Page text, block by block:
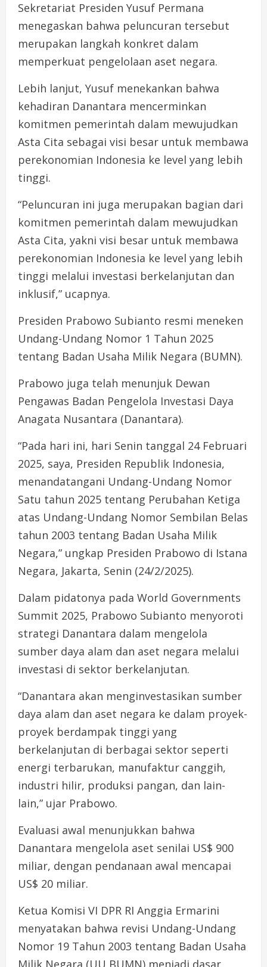
Sekretariat Presiden Yusuf Permana
menegaskan bahwa peluncuran tersebut
merupakan langkah konkret dalam
memperkuat pengelolaan aset negara.
Lebih lanjut, Yusuf menekankan bahwa
kehadiran Danantara mencerminkan
komitmen pemerintah dalam mewujudkan
Asta Cita sebagai visi besar untuk membawa
perekonomian Indonesia ke level yang lebih
tinggi.
“Peluncuran ini juga merupakan bagian dari
komitmen pemerintah dalam mewujudkan
Asta Cita, yakni visi besar untuk membawa
perekonomian Indonesia ke level yang lebih
tinggi melalui investasi berkelanjutan dan
inklusif,” ucapnya.
Presiden Prabowo Subianto resmi meneken
Undang-Undang Nomor 1 Tahun 2025
tentang Badan Usaha Milik Negara (BUMN).
Prabowo juga telah menunjuk Dewan
Pengawas Badan Pengelola Investasi Daya
Anagata Nusantara (Danantara).
“Pada hari ini, hari Senin tanggal 24 Februari
2025, saya, Presiden Republik Indonesia,
menandatangani Undang-Undang Nomor
Satu tahun 2025 tentang Perubahan Ketiga
atas Undang-Undang Nomor Sembilan Belas
tahun 2003 tentang Badan Usaha Milik
Negara,” ungkap Presiden Prabowo di Istana
Negara, Jakarta, Senin (24/2/2025).
Dalam pidatonya pada World Governments
Summit 2025, Prabowo Subianto menyoroti
strategi Danantara dalam mengelola
sumber daya alam dan aset negara melalui
investasi di sektor berkelanjutan.
“Danantara akan menginvestasikan sumber
daya alam dan aset negara ke dalam proyek-
proyek berdampak tinggi yang
berkelanjutan di berbagai sektor seperti
energi terbarukan, manufaktur canggih,
industri hilir, produksi pangan, dan lain-
lain,” ujar Prabowo.
Evaluasi awal menunjukkan bahwa
Danantara mengelola aset senilai US$ 900
miliar, dengan pendanaan awal mencapai
US$ 20 miliar.
Ketua Komisi VI DPR RI Anggia Ermarini
menyatakan bahwa revisi Undang-Undang
Nomor 19 Tahun 2003 tentang Badan Usaha
Milik Negara (UU BUMN) menjadi dasar